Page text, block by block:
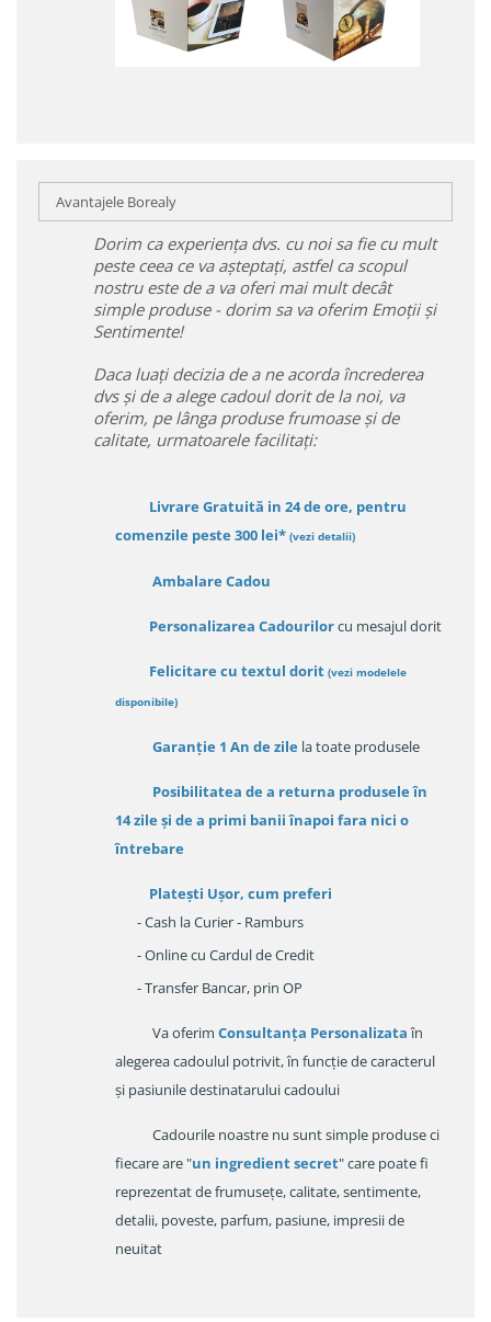
Avantajele Borealy
Dorim ca experiența dvs. cu noi sa fie cu mult
peste ceea ce va așteptați, astfel ca scopul
nostru este de a va oferi mai mult decât
simple produse - dorim sa va oferim Emoții și
Sentimente!
Daca luați decizia de a ne acorda încrederea
dvs și de a alege cadoul dorit de la noi, va
oferim, pe lânga produse frumoase și de
calitate, urmatoarele facilitați:
Livrare Gratuită in 24 de ore, pentru
comenzile peste 300 lei* (vezi detalii)
Ambalare Cadou
Personalizarea Cadourilorcu mesajul dorit
Felicitare cu textul dorit (vezi modelele
disponibile)
Garanție 1 An de zile la toate produsele
Posibilitatea de a returna produsele în
14 zileși de a primi banii înapoi fara nici o
întrebare
Platești Ușor, cum preferi
- Cash la Curier - Ramburs
- Online cu Cardul de Credit
- Transfer Bancar, prin OP
Va oferim Consultanța Personalizataîn
alegerea cadoulul potrivit, în funcție de caracterul
și pasiunile destinatarului cadoului
Cadourile noastre nu sunt simple produse ci
fiecare are "un ingredient secret" care poate fi
reprezentat de frumusețe, calitate, sentimente,
detalii, poveste, parfum, pasiune, impresii de
neuitat